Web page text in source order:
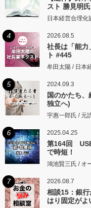
スト 勝見明氏
日本経営合理化
4 2026.08.5
社長は「能力
ト #445
牟田太陽 / 日本
5 2024.09.3
国のかたち
独立へ)
宇惠一郎氏 / 元
6 2025.04.25
第164回
で時短！
鴻池賢三氏 / オ
7 2026.08.7
相談15：銀
はり固定がよ